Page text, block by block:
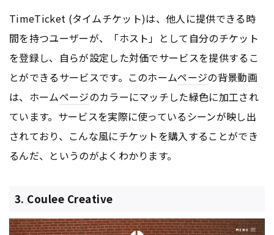
TimeTicket (タイムチケット)は、他人に提供できる時
間を持つユーザーが、「ホスト」として自分のチケット
を登録し、自らが設定した対価でサービスを提供するこ
とができるサービスです。このホームページの背景動画
は、ホームページのカラーにマッチした緑色に加工され
ています。サービスを実際に使っているシーンが映し出
されており、こんな風にチケットを購入することができ
るんだ、というのがよくわかります。
3. Coulee Creative